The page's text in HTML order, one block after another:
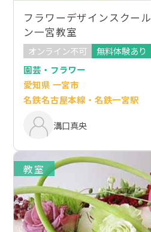
フラワーデザインスクー
ン一宮教室
オンライン不可
無料体験あり
園芸・フラワー
愛知県 一宮市
名鉄名古屋本線・名鉄一宮駅
溝口真央
教室